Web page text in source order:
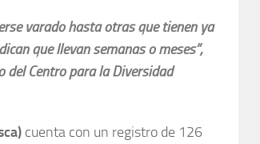
varado hasta otras que tienen ya
que llevan semanas o meses”,
del Centro para la Diversidad
cuenta con un registro de 126